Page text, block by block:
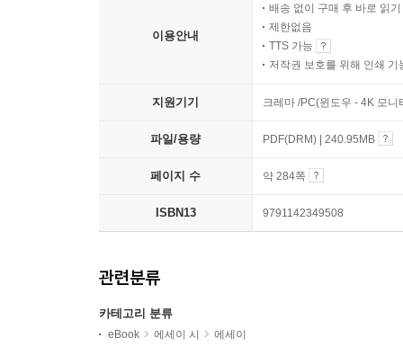
이용안내
배송 없이 구매 후 바로 읽기
제한없음
TTS 가능
저작권 보호를 위해 인쇄 기
지원기기 크레마 /PC(윈도우 - 4K 모
파일/용량 PDF(DRM) | 240.95MB
페이지 수 약 284쪽
ISBN13 9791142349508
관련분류
카테고리 분류
eBook 에세이 시 에세이